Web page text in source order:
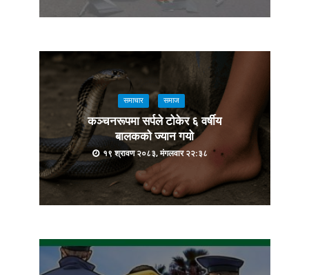
समाचार समाज
कञ्चनरूपमा सर्पले टोकेर ६ वर्षीय
बालकको ज्यान गयो
१९ श्रावण २०८३, मंगलवार २२:३८